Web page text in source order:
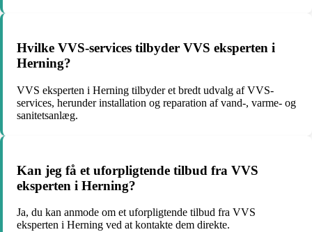
Hvilke VVS-services tilbyder VVS eksperten i
Herning?
VVS eksperten i Herning tilbyder et bredt udvalg af VVS-
services, herunder installation og reparation af vand-, varme- og
sanitetsanlæg.
Kan jeg få et uforpligtende tilbud fra VVS
eksperten i Herning?
Ja, du kan anmode om et uforpligtende tilbud fra VVS
eksperten i Herning ved at kontakte dem direkte.